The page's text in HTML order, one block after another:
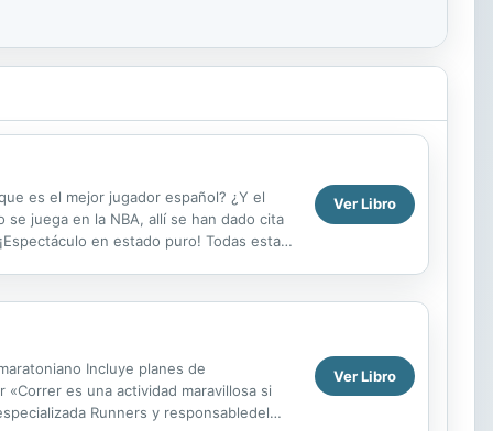
es el mejor jugador español? ¿Y el
juega en la NBA, allí se han dado cita
en estado puro! Todas estas
Ver Libro
Incluye planes de
es una actividad maravillosa si
Runners y responsabledel
Ver Libro